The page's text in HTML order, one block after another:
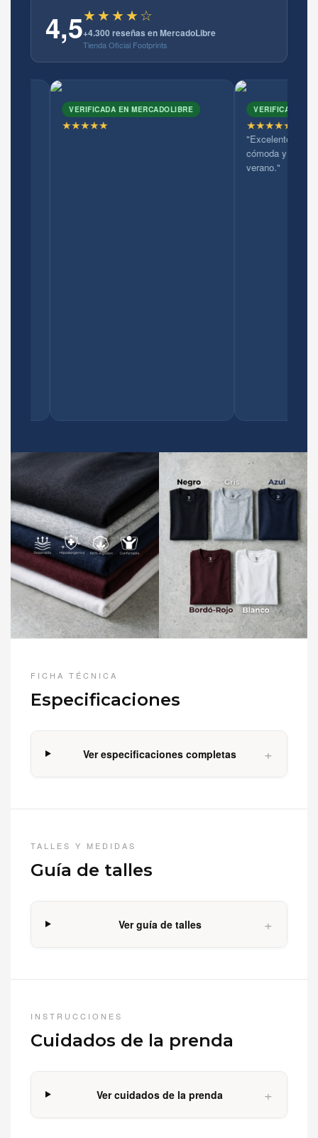
4,5★★★★☆
+4.300 reseñas en MercadoLibre
Tienda Oficial Footprints
VERIFICADA EN MERCADOLIBRE VERIFICADA EN
"Excelente relación precio
cómoda y fresca con el
FICHA TÉCNICA
Especificaciones
Ver especificaciones completas +
TALLES Y MEDIDAS
Guía de talles
Ver guía de talles +
INSTRUCCIONES
Cuidados de la prenda
Ver cuidados de la prenda +